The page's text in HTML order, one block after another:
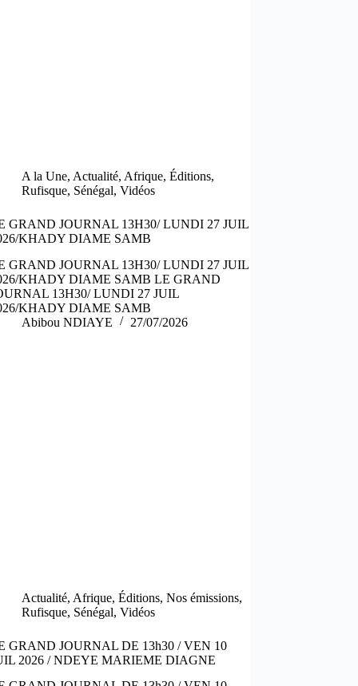
A la Une, Actualité, Afrique,Éditions,
Rufisque, Sénégal,Vidéos
GRAND JOURNAL 13H30/ LUNDI 27 JUIL
KHADY DIAME SAMB
GRAND JOURNAL 13H30/ LUNDI 27 JUIL
KHADY DIAME SAMB LE GRAND
13H30/ LUNDI 27 JUIL
KHADY DIAME SAMB
Abibou NDIAYE
27/07/2026
Actualité, Afrique,Éditions,Nos émissions,
Rufisque, Sénégal,Vidéos
GRAND JOURNAL DE 13h30 / VEN 10
2026 / NDEYE MARIEME DIAGNE